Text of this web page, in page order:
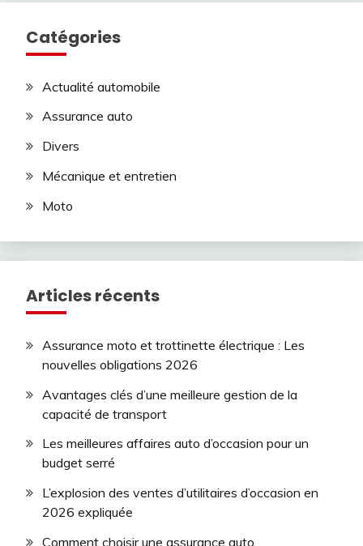
Catégories
Actualité automobile
Assurance auto
Divers
Mécanique et entretien
Moto
Articles récents
Assurance moto et trottinette électrique : Les
nouvelles obligations 2026
Avantages clés d’une meilleure gestion de la
capacité de transport
Les meilleures affaires auto d’occasion pour un
budget serré
L’explosion des ventes d’utilitaires d’occasion en
2026 expliquée
Comment choisir une assurance auto